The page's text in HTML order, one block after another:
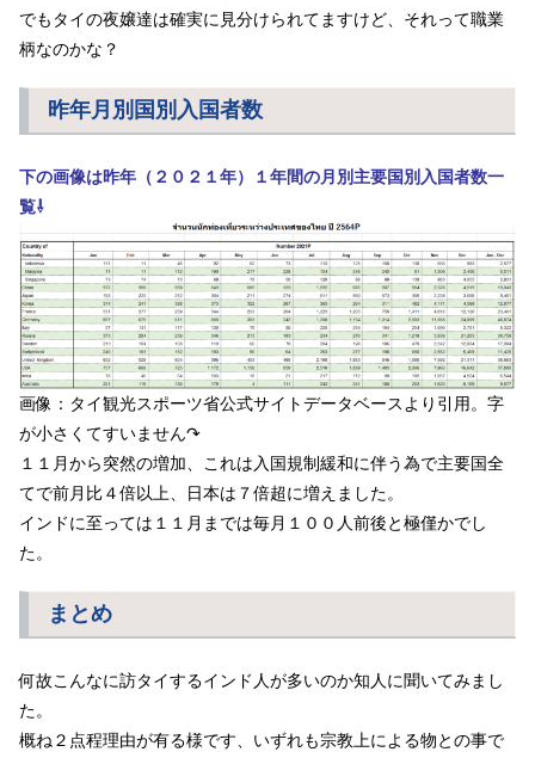
でもタイの夜嬢達は確実に見分けられてますけど、それって職業
柄なのかな？
昨年月別国別入国者数
下の画像は昨年（２０２１年）１年間の月別主要国別入国者数一
覧⇩
画像：タイ観光スポーツ省公式サイトデータベースより引用。 字
が小さくてすいません↷
１１月から突然の増加、これは入国規制緩和に伴う為で主要国全
てで前月比４倍以上、日本は７倍超に増えました。
インドに至っては１１月までは毎月１００人前後と極僅かでし
た。
まとめ
何故こんなに訪タイするインド人が多いのか知人に聞いてみまし
た。
概ね２点程理由が有る様です、いずれも宗教上による物との事で